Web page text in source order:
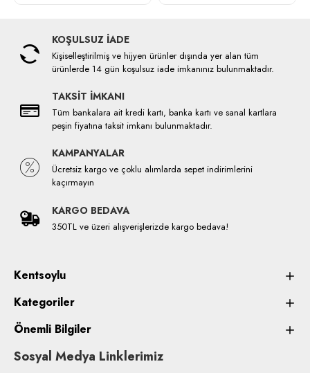
KOŞULSUZ İADE
Kişiselleştirilmiş ve hijyen ürünler dışında yer alan tüm
ürünlerde 14 gün koşulsuz iade imkanınız bulunmaktadır.
TAKSİT İMKANI
Tüm bankalara ait kredi kartı, banka kartı ve sanal kartlara
peşin fiyatına taksit imkanı bulunmaktadır.
KAMPANYALAR
Ücretsiz kargo ve çoklu alımlarda sepet indirimlerini
kaçırmayın
KARGO BEDAVA
350TL ve üzeri alışverişlerizde kargo bedava!
Kentsoylu
Kategoriler
Önemli Bilgiler
Sosyal Medya Linklerimiz